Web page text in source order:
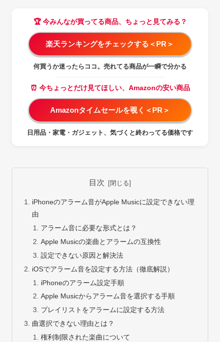
🏆 今みんなが買ってる商品、ちょっと見てみる？
楽天ランキングをチェックする＜PR＞
何買うか迷ったらココ。売れてる商品が一瞬で分かる
⏰ 今ちょっとだけ見てほしい、Amazonの安い商品
Amazonタイムセールを覗く＜PR＞
日用品・家電・ガジェット、気づくと終わってる価格です
目次
iPhoneのアラーム音がApple Musicに設定できない理
由
アラーム音に必要な形式とは？
Apple Musicの楽曲とアラームの互換性
設定できない原因と解決法
iOSでアラーム音を設定する方法（徹底解説）
iPhoneのアラーム設定手順
Apple Musicからアラーム音を選択する手順
プレイリストをアラームに設定する方法
曲選択できない理由とは？
権利制限された楽曲について